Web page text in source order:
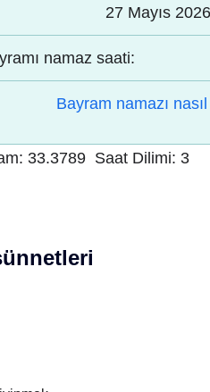
27 Mayıs 2026
namaz saati:
Bayram namazı nasıl
33.3789 Saat Dilimi: 3